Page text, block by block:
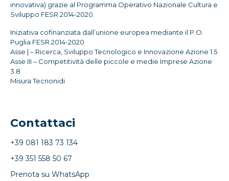
innovativa) grazie al Programma Operativo Nazionale Cultura e
Sviluppo FESR 2014-2020.
Iniziativa cofinanziata dall’unione europea mediante il P.O.
Puglia FESR 2014-2020
Asse | – Ricerca, Sviluppo Tecnologico e Innovazione Azione 1.5
Asse III – Competitività delle piccole e medie Imprese Azione
3.8
Misura Tecnonidi
Contattaci
+39 081 183 73 134
+39 351 558 50 67
Prenota su WhatsApp